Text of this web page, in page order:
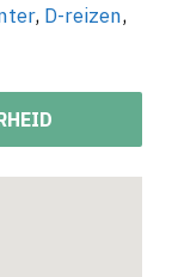
, D-reizen,